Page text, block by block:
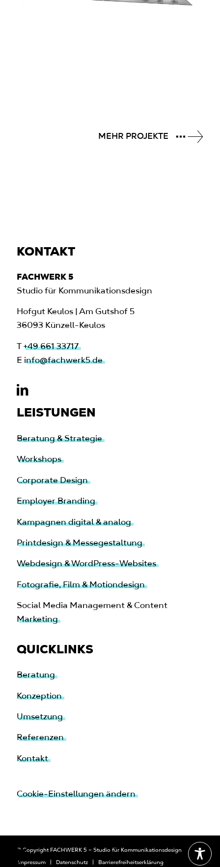
MEHR PROJEKTE
KONTAKT
FACHWERK 5
Studio für Kommunikationsdesign
Hofgut Keulos | Am Gutshof 5
36093 Künzell-Keulos
T+49 661 33717
E info@fachwerk5.de
LEISTUNGEN
Beratung & Strategie
Workshops
Corporate Design
Employer Branding
Kampagnen digital & analog
Printdesign & Messegestaltung
Webdesign & WordPress-Websites
Fotografie, Film & Motiondesign
Social Media Management & Content
Marketing
QUICKLINKS
Beratung
Konzeption
Umsetzung
Referenzen
Kontakt
Cookie-Einstellungen ändern
© Copyright FACHWERK 5 – Studio für Kommunikationsdesign
Impressum
Datenschutz Barrierefreiheitserklärung